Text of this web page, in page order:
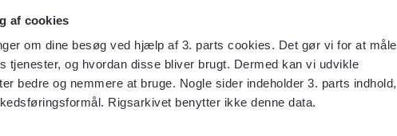
af cookies
om dine besøg ved hjælp af 3. parts cookies. Det gør vi for at måle
tjenester, og hvordan disse bliver brugt. Dermed kan vi udvikle
bedre og nemmere at bruge. Nogle sider indeholder 3. parts indhold,
Rigsarkivet benytter ikke denne data.